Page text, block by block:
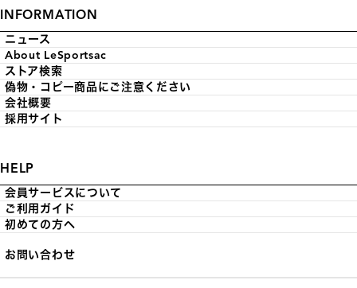
INFORMATION
ニュース
About LeSportsac
ストア検索
偽物・コピー商品にご注意ください
会社概要
採用サイト
HELP
会員サービスについて
ご利用ガイド
初めての方へ
お問い合わせ